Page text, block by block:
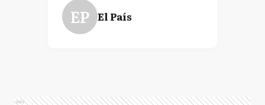
EP El País
Ads